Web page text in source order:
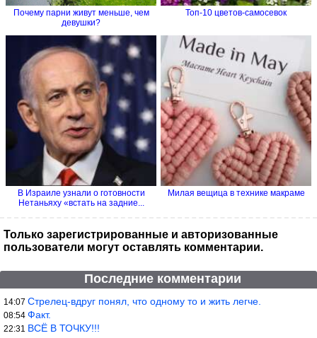
Почему парни живут меньше, чем
девушки?
Топ-10 цветов-самосевок
В Израиле узнали о готовности
Нетаньяху «встать на задние...
Милая вещица в технике макраме
Только зарегистрированные и авторизованные
пользователи могут оставлять комментарии.
Последние комментарии
14:07 Стрелец-вдруг понял, что одному то и жить легче.
08:54 Факт.
22:31 ВСЁ В ТОЧКУ!!!